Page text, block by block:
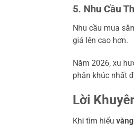
5. Nhu Cầu
Nhu cầu mua
giá lên cao hơn.
Năm 2026, xu
phân khúc nhất
Lời
Khi tìm hiểu